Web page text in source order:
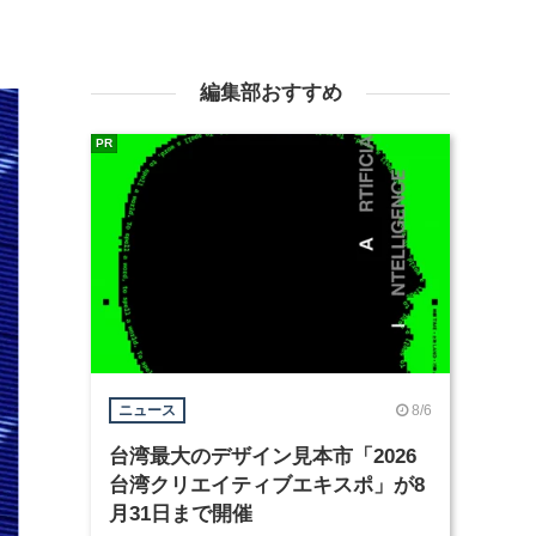
編集部おすすめ
ニュース 8/6
台湾最大のデザイン見本市「2026
台湾クリエイティブエキスポ」が8
月31日まで開催
PR